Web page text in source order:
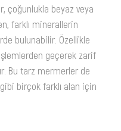
çoğunlukla beyaz veya
farklı minerallerin
bulunabilir. Özellikle
geçerek zarif
Bu tarz mermerler de
birçok farklı alan için